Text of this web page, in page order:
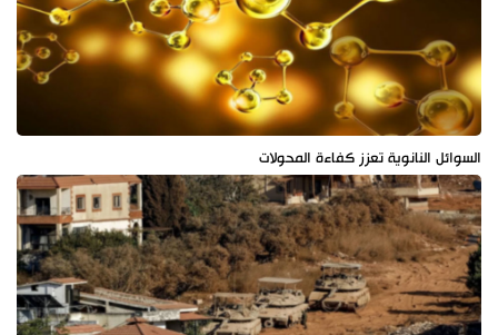
السوائل النانوية تعزز كفاءة المحولات